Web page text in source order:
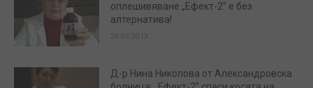
оплешивяване „Ефект-2” е без
алтернатива!
26.03.2013
Д-р Нина Николова от Александровска